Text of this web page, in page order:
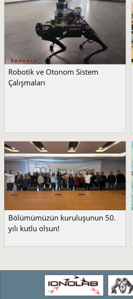
Robotik ve Otonom Sistem
Çalışmaları
Bölümümüzün kuruluşunun 50.
yılı kutlu olsun!